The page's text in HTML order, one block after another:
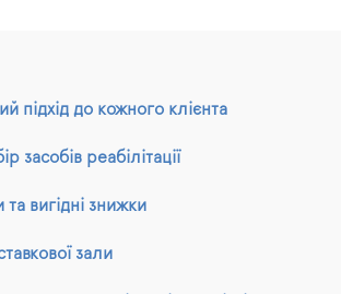
підхід до кожного клієнта
засобів реабілітації
та вигідні знижки
зали